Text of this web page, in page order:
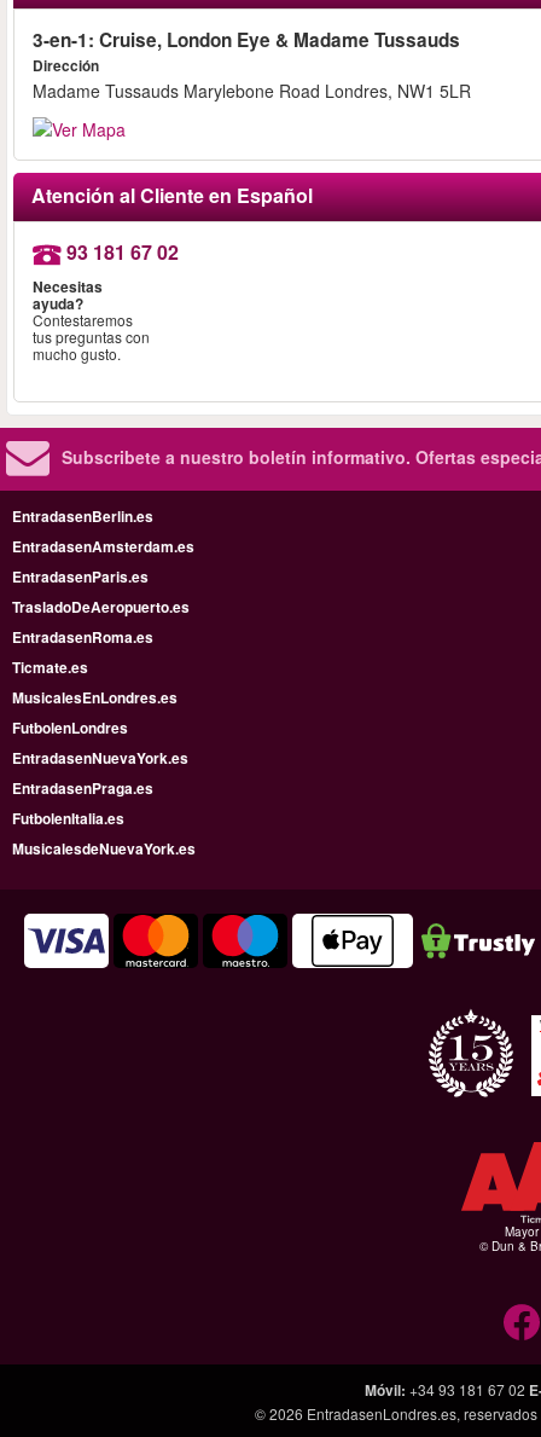
3-en-1: Cruise, London Eye & Madame Tussauds
Dirección
Madame Tussauds Marylebone Road Londres, NW1 5LR
Atención al Cliente en Español
93 181 67 02
Necesitas
ayuda?
Contestaremos
tus preguntas con
mucho gusto.
Subscribete a nuestro boletín informativo. Ofertas
EntradasenBerlin.es
EntradasenAmsterdam.es
EntradasenParis.es
TrasladoDeAeropuerto.es
EntradasenRoma.es
Ticmate.es
MusicalesEnLondres.es
FutbolenLondres
EntradasenNuevaYork.es
EntradasenPraga.es
FutbolenItalia.es
MusicalesdeNuevaYork.es
© Dun &
Móvil: +34 93 181 67 02
© 2026 EntradasenLondres.es,